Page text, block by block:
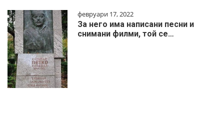
февруари 17, 2022
За него има написани песни и
снимани филми, той се…